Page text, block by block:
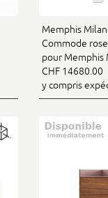
Memphis
Commode
pour Memphis
CHF 14680.00
y compris